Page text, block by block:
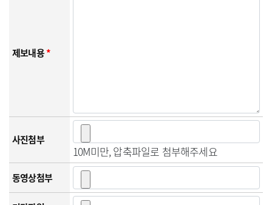
제보내용*
사진첨부
10M미만, 압축파일로 첨부해주세요
동영상첨부